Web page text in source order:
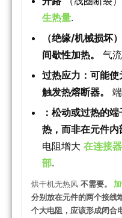
生热量.
（绝缘/机械损坏
间歇性加热。
气
过热应力：可能
触发热熔断器。
：松动或过热的
热，而非在元件内
电阻增大 在连接
部.
烘干机无热风 不需要。
分别放在元件的两个接线
个大电阻，应该形成闭合